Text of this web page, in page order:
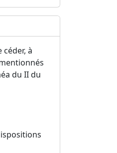
à
du II du